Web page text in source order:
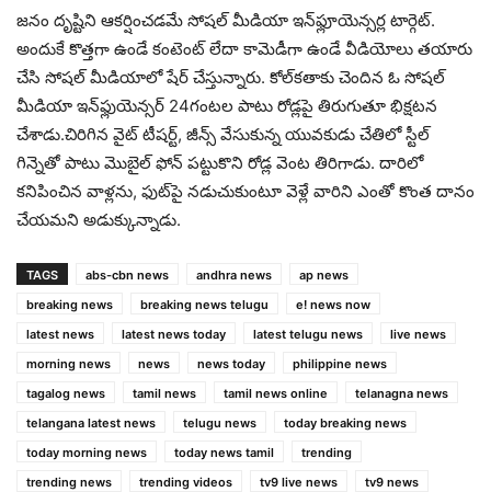
జనం దృష్టిని ఆకర్షించడమే సోషల్ మీడియా ఇన్‌ఫ్లూయెన్సర్ల టార్గెట్.
అందుకే కొత్తగా ఉండే కంటెంట్ లేదా కామెడీగా ఉండే వీడియోలు తయారు
చేసి సోషల్ మీడియాలో షేర్ చేస్తున్నారు. కోల్‌కతాకు చెందిన ఓ సోషల్
మీడియా ఇన్‌ఫ్లుయెన్సర్ 24గంటల పాటు రోడ్లపై తిరుగుతూ భిక్షటన
చేశాడు.చిరిగిన వైట్ టీషర్ట్, జీన్స్ వేసుకున్న యువకుడు చేతిలో స్టీల్
గిన్నెతో పాటు మొబైల్ ఫోన్ పట్టుకొని రోడ్ల వెంట తిరిగాడు. దారిలో
కనిపించిన వాళ్లను, ఫుట్‌పై నడుచుకుంటూ వెళ్లే వారిని ఎంతో కొంత దానం
చేయమని అడుక్కున్నాడు.
TAGS abs-cbn news andhra news
ap news
breaking news
breaking news telugu
e! news now
latest news
latest news today latest telugu news
live news
morning news
news news today
philippine news
tagalog news
tamil news tamil news online
telanagna news
telangana latest news
telugu news
today breaking news
today morning news
today news tamil
trending
trending news
trending videos tv9 live news
tv9 news